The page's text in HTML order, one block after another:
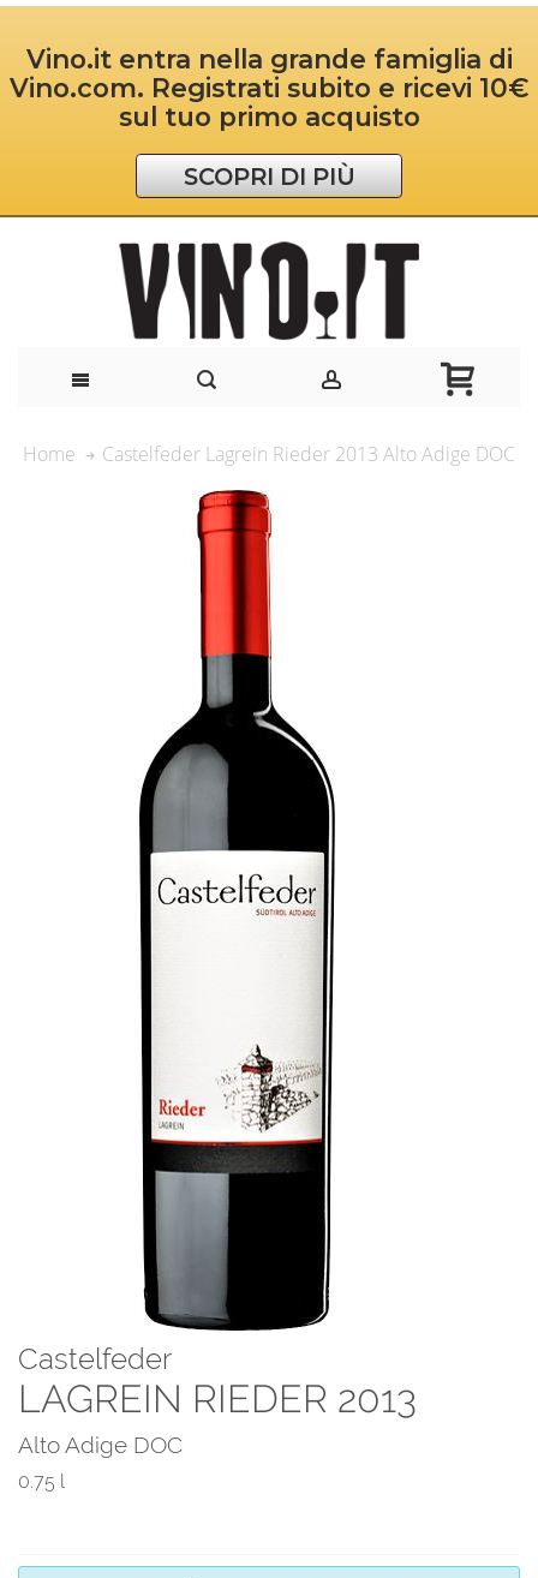
Vino.it entra nella grande famiglia di
Vino.com. Registrati subito e ricevi 10€
sul tuo primo acquisto
SCOPRI DI PIÙ
Home Castelfeder Lagrein Rieder 2013 Alto Adige DOC
Castelfeder
LAGREIN RIEDER 2013
Alto Adige DOC
0.75 l